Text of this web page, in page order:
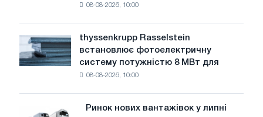
води
загрожує
безпеці
08-08-2026, 10:00
thyssenkrupp
Rasselstein
встановлює
фотоелектричну
thyssenkrupp Rasselstein
встановлює фотоелектричну
систему потужністю 8 МВт для
08-08-2026, 10:00
Ринок
Ринок нових вантажівок у липні